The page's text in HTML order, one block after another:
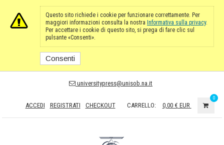
Questo sito richiede i cookie per funzionare correttamente. Per
maggiori informazioni consulta la nostra Informativa sulla privacy.
Per accettare i cookie di questo sito, si prega di fare clic sul
pulsante «Consenti».
Consenti
universitypress@unisob.na.it
ACCEDI REGISTRATI CHECKOUT CARRELLO: 0,00 € EUR
0